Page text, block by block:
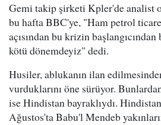
Gemi takip şirketi Kpler'de analist
bu hafta BBC'ye, "Ham petrol
açısından bu krizin başlangıcından
kötü dönemdeyiz" dedi.
Husiler, ablukanın ilan
vurduklarını öne sürüyor.
ise Hindistan bayraklıydı.
Ağustos'ta Babu'l Mendeb